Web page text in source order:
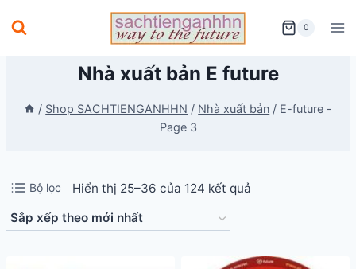
to
0
Nhà xuất bản E future
/ Shop SACHTIENGANHHN / Nhà xuất bản / E-future -
Page 3
Bộ lọc Hiển thị 25–36 của 124 kết quảĐã
theo